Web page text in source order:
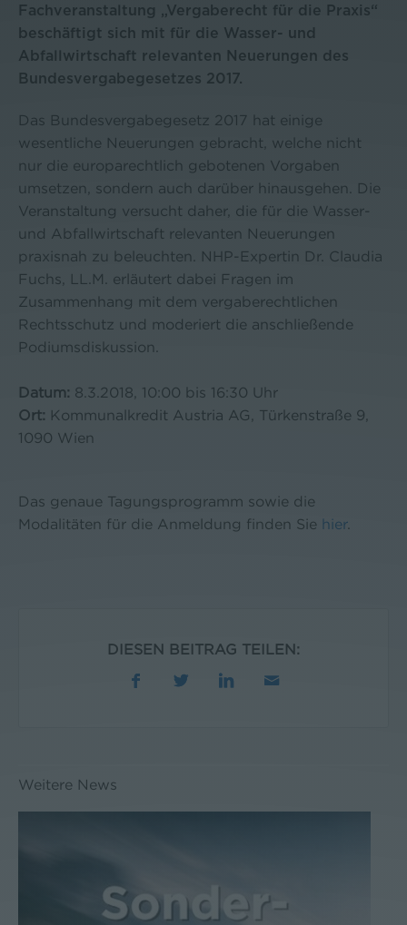
Fachveranstaltung „Vergaberecht für die Praxis“
beschäftigt sich mit für die Wasser- und
Abfallwirtschaft relevanten Neuerungen des
Bundesvergabegesetzes 2017.
Das Bundesvergabegesetz 2017 hat einige
wesentliche Neuerungen gebracht, welche nicht
nur die europarechtlich gebotenen Vorgaben
umsetzen, sondern auch darüber hinausgehen. Die
Veranstaltung versucht daher, die für die Wasser-
und Abfallwirtschaft relevanten Neuerungen
praxisnah zu beleuchten. NHP-Expertin Dr. Claudia
Fuchs, LL.M. erläutert dabei Fragen im
Zusammenhang mit dem vergaberechtlichen
Rechtsschutz und moderiert die anschließende
Podiumsdiskussion.
Datum: 8.3.2018, 10:00 bis 16:30 Uhr
Ort: Kommunalkredit Austria AG, Türkenstraße 9,
1090 Wien
Das genaue Tagungsprogramm sowie die
Modalitäten für die Anmeldung finden Sie hier.
DIESEN BEITRAG TEILEN:
Weitere News